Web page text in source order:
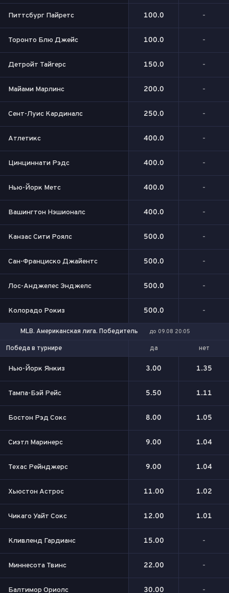
Питтсбург Пайретс 100.0 -
Торонто Блю Джейс 100.0 -
Детройт Тайгерс 150.0 -
Майами Марлинс 200.0 -
Сент-Луис Кардиналс 250.0 -
Атлетикс 400.0 -
Цинциннати Рэдс 400.0 -
Нью-Йорк Метс 400.0 -
Вашингтон Нэшионалс 400.0 -
Канзас Сити Роялс 500.0 -
Сан-Франциско Джайентс 500.0 -
Лос-Анджелес Энджелс 500.0 -
Колорадо Рокиз 500.0 -
MLB. Американская лига. Победитель до 09.08 20:05
Победа в турнире да нет
Нью-Йорк Янкиз 3.00 1.35
Тампа-Бэй Рейс 5.50 1.11
Бостон Рэд Сокс 8.00 1.05
Сиэтл Маринерс 9.00 1.04
Техас Рейнджерс 9.00 1.04
Хьюстон Астрос 11.00 1.02
Чикаго Уайт Сокс 12.00 1.01
Кливленд Гардианс 15.00 -
Миннесота Твинс 22.00 -
Балтимор Ориолс 30.00 -